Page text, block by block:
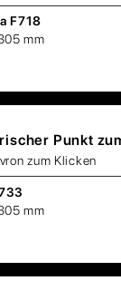
F718
mm
Punkt
zum Klicken
mm